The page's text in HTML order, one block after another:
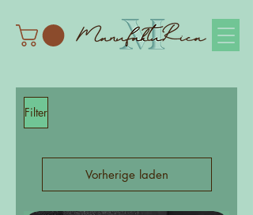
Filter
Vorherige laden